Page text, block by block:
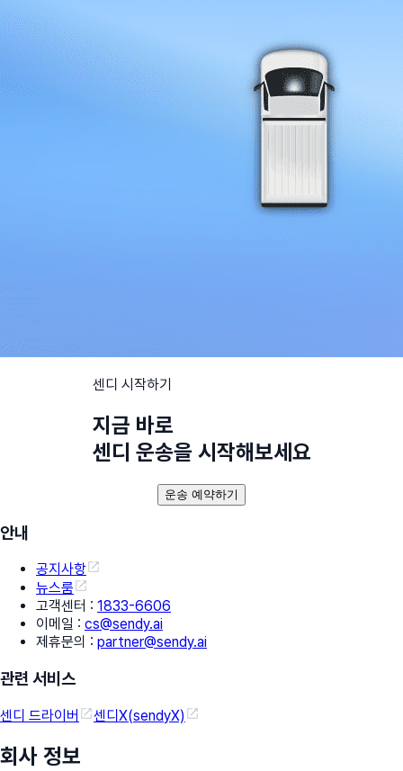
센디 시작하기
지금 바로
센디 운송을 시작해보세요
운송 예약하기
안내
공지사항
뉴스룸
고객센터 : 1833-6606
이메일 : cs@sendy.ai
제휴문의 : partner@sendy.ai
관련 서비스
센디 드라이버 센디X(sendyX)
회사 정보